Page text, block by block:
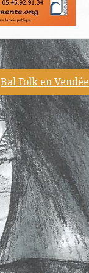
Bal Folk en Vendée